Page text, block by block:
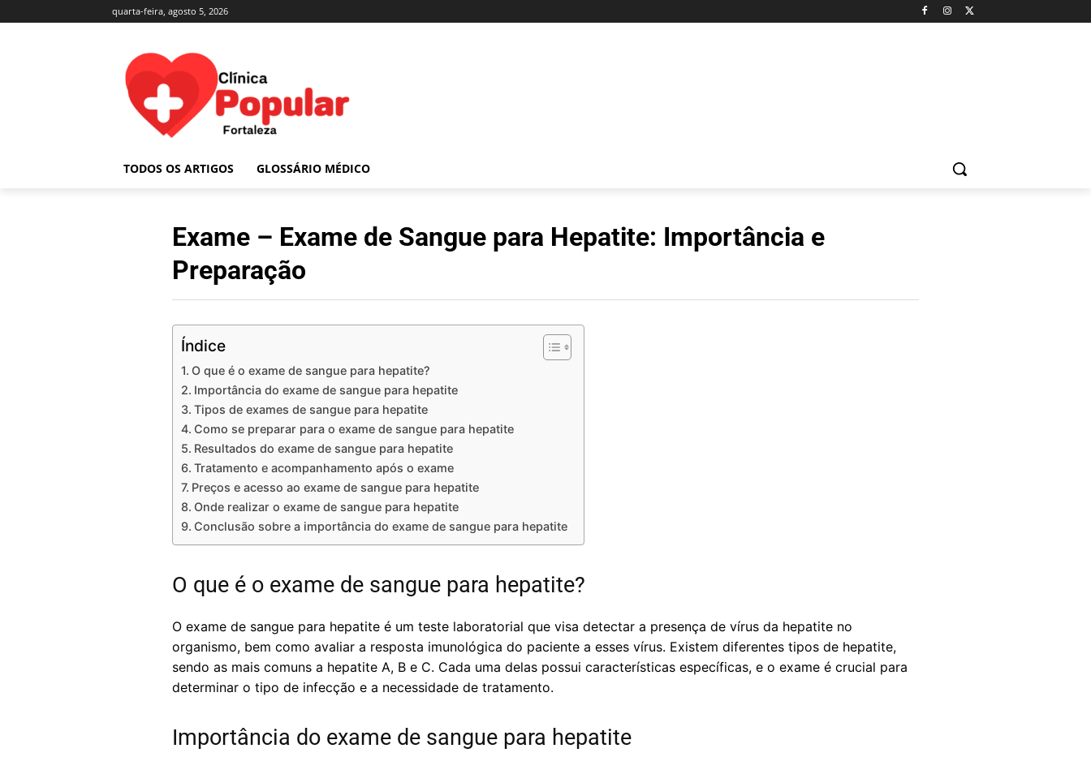
quarta-feira, agosto 5, 2026
TODOS OS ARTIGOS GLOSSÁRIO MÉDICO
Exame – Exame de Sangue para Hepatite: Importância e
Preparação
Índice
O que é o exame de sangue para hepatite?
Importância do exame de sangue para hepatite
Tipos de exames de sangue para hepatite
Como se preparar para o exame de sangue para hepatite
Resultados do exame de sangue para hepatite
Tratamento e acompanhamento após o exame
Preços e acesso ao exame de sangue para hepatite
Onde realizar o exame de sangue para hepatite
Conclusão sobre a importância do exame de sangue para hepatite
O que é o exame de sangue para hepatite?
O exame de sangue para hepatite é um teste laboratorial que visa detectar a presença de vírus da hepatite no
organismo, bem como avaliar a resposta imunológica do paciente a esses vírus. Existem diferentes tipos de hepatite,
sendo as mais comuns a hepatite A, B e C. Cada uma delas possui características específicas, e o exame é crucial para
determinar o tipo de infecção e a necessidade de tratamento.
Importância do exame de sangue para hepatite